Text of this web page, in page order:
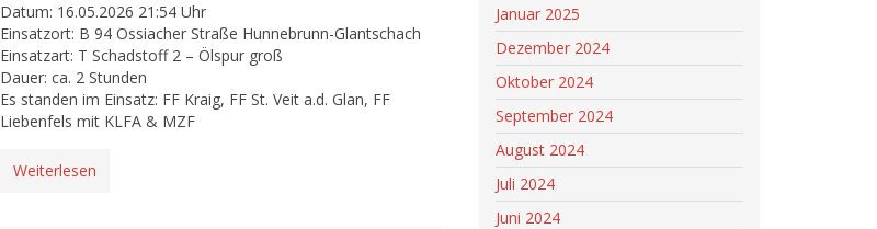
Datum: 16.05.2026 21:54 Uhr
Einsatzort: B 94 Ossiacher Straße Hunnebrunn-Glantschach
Einsatzart: T Schadstoff 2 – Ölspur groß
Dauer: ca. 2 Stunden
Es standen im Einsatz: FF Kraig, FF St. Veit a.d. Glan, FF
Liebenfels mit KLFA & MZF
Weiterlesen
Januar 2025
Dezember 2024
Oktober 2024
September 2024
August 2024
Juli 2024
Juni 2024